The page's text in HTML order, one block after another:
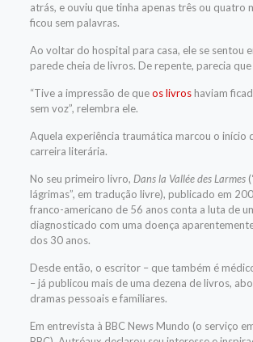
atrás, e ouviu que tinha apenas três ou quatro
ficou sem palavras.
Ao voltar do hospital para casa, ele se sentou
parede cheia de livros. De repente, parecia
“Tive a impressão de queos livroshaviam
sem voz”, relembra ele.
Aquela experiência traumática marcou o início
carreira literária.
No seu primeiro livro, Dans la Vallée des Larmes
lágrimas”, em tradução livre), publicado em
franco-americano de 56 anos conta a luta de
diagnosticado com uma doença
dos 30 anos.
Desde então, o escritor – que também é
– já publicou mais de uma dezena de livros,
dramas pessoais e familiares.
Em entrevista à BBC News Mundo (o serviço